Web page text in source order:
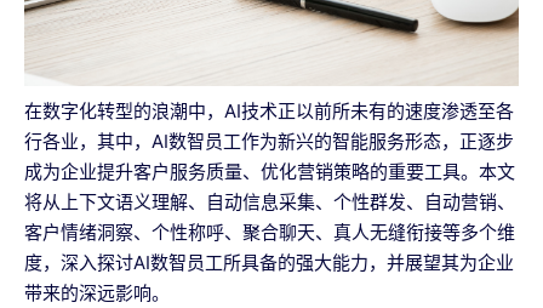
在数字化转型的浪潮中，AI技术正以前所未有的速度渗透至各
行各业，其中，AI数智员工作为新兴的智能服务形态，正逐步
成为企业提升客户服务质量、优化营销策略的重要工具。本文
将从上下文语义理解、自动信息采集、个性群发、自动营销、
客户情绪洞察、个性称呼、聚合聊天、真人无缝衔接等多个维
度，深入探讨AI数智员工所具备的强大能力，并展望其为企业
带来的深远影响。